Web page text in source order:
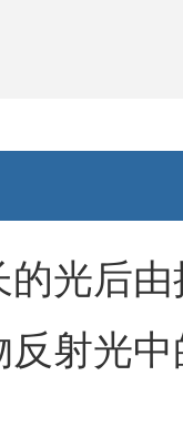
光后
射光